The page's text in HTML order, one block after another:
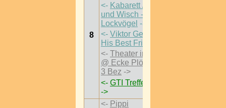
8
<- Kabarett / Flo
und Wisch -
Lockvögel ->
<- Viktor Gernot &
His Best Friends
<- Theater im Park
@ Ecke Plößlgasse
3 Bez ->
<- GTI Treffen 2021
->
<- Pippi